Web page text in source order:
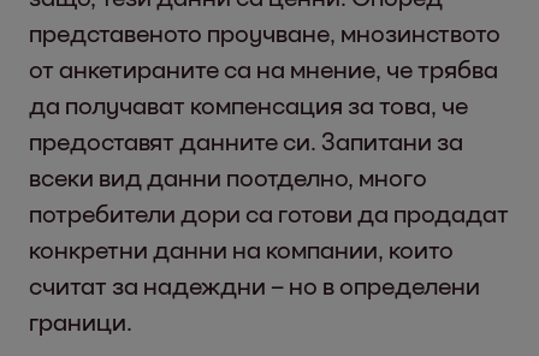
представеното проучване, мнозинството
от анкетираните са на мнение, че трябва
да получават компенсация за това, че
предоставят данните си. Запитани за
всеки вид данни поотделно, много
потребители дори са готови да продадат
конкретни данни на компании, които
считат за надеждни – но в определени
граници.